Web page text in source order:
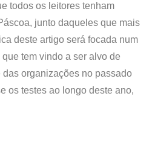
todos os leitores tenham
junto daqueles que mais
deste artigo será focada num
tem vindo a ser alvo de
organizações no passado
os testes ao longo deste ano,